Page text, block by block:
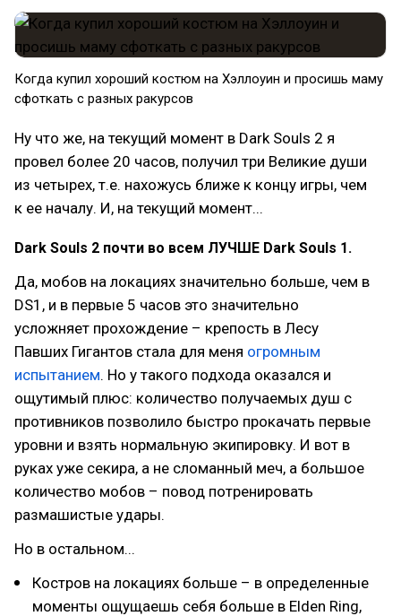
Когда купил хороший костюм на Хэллоуин и просишь маму
сфоткать с разных ракурсов
Ну что же, на текущий момент в Dark Souls 2 я
провел более 20 часов, получил три Великие души
из четырех, т.е. нахожусь ближе к концу игры, чем
к ее началу. И, на текущий момент...
Dark Souls 2 почти во всем ЛУЧШЕ Dark Souls 1.
Да, мобов на локациях значительно больше, чем в
DS1, и в первые 5 часов это значительно
усложняет прохождение – крепость в Лесу
Павших Гигантов стала для меня огромным
испытанием. Но у такого подхода оказался и
ощутимый плюс: количество получаемых душ с
противников позволило быстро прокачать первые
уровни и взять нормальную экипировку. И вот в
руках уже секира, а не сломанный меч, а большое
количество мобов – повод потренировать
размашистые удары.
Но в остальном...
Костров на локациях больше – в определенные
моменты ощущаешь себя больше в Elden Ring,